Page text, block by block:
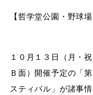
【哲学堂公園・野球場
１０月１３日（月・
Ｂ面）開催予定の「
スティバル」が諸事